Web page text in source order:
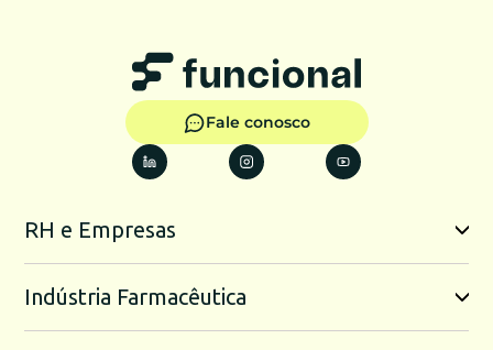
Fale conosco
RH e Empresas
Indústria Farmacêutica